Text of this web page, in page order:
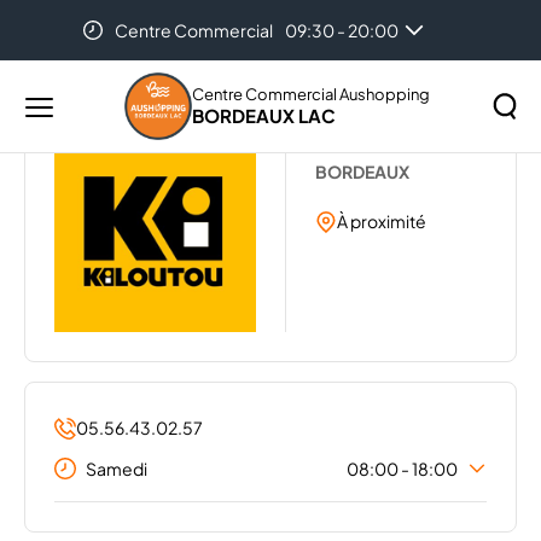
Centre Commercial 09:30 - 20:00
Menu
principal
Centre Commercial Aushopping
BORDEAUX LAC
... KILOUTOU
BORDEAUX
À proximité
05.56.43.02.57
Samedi
08:00 - 18:00
Lundi
07:00 - 18:30